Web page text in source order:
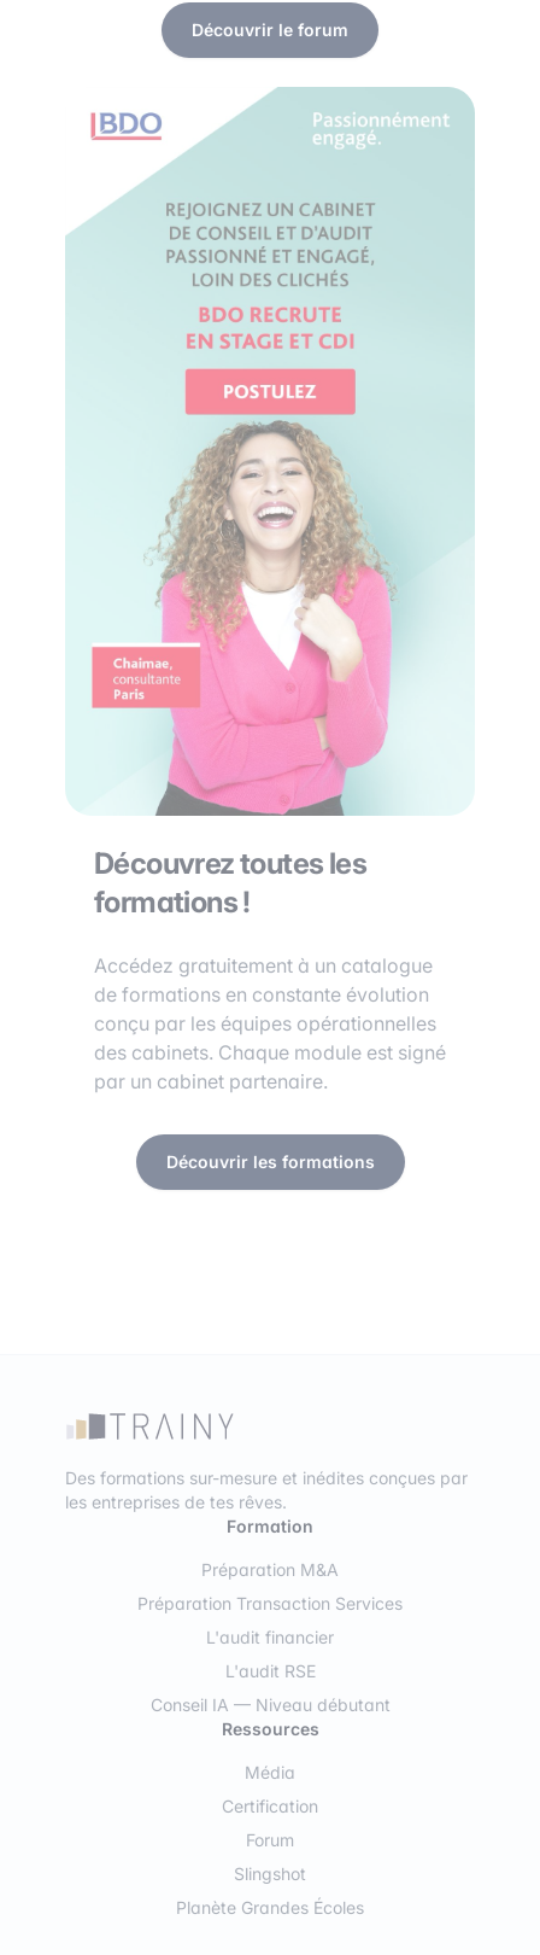
Découvrir le forum
Découvrez toutes les
formations !
Accédez gratuitement à un catalogue
de formations en constante évolution
conçu par les équipes opérationnelles
des cabinets. Chaque module est signé
par un cabinet partenaire.
Découvrir les formations
Des formations sur-mesure et inédites conçues par
les entreprises de tes rêves.
Formation
Préparation M&A
Préparation Transaction Services
L'audit financier
L'audit RSE
Conseil IA — Niveau débutant
Ressources
Média
Certification
Forum
Slingshot
Planète Grandes Écoles